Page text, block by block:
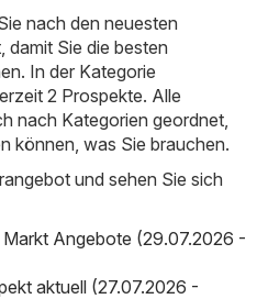
nach den neuesten
Sie die besten
In der Kategorie
2 Prospekte. Alle
nach Kategorien geordnet,
können, was Sie brauchen.
und sehen Sie sich
Angebote (29.07.2026 -
aktuell (27.07.2026 -